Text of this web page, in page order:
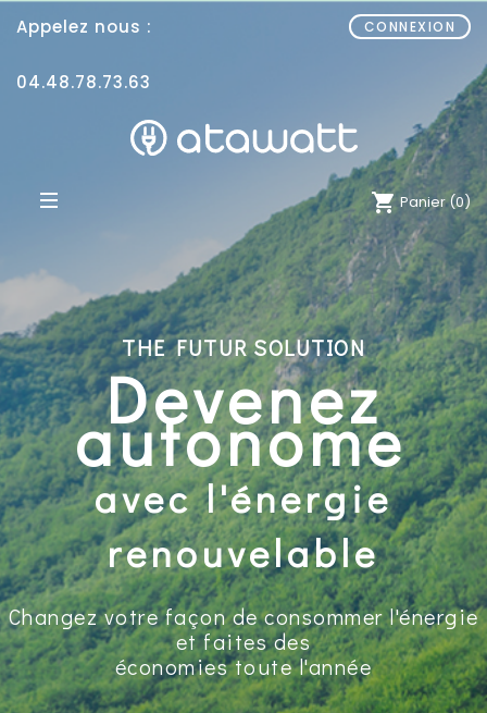
Appelez nous :
04.48.78.73.63
CONNEXION
shopping_cartPanier (0)
THE FUTUR SOLUTION
Devenez
autonome
avec l'énergie
renouvelable
Changez votre façon de consommer l'énergie
et faites des
économies toute l'année